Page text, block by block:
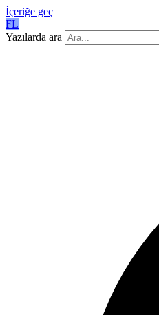
İçeriğe geç
FL
Yazılarda ara